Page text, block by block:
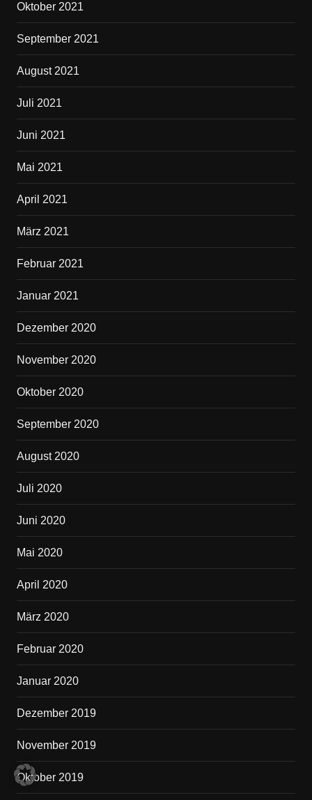
Oktober 2021
September 2021
August 2021
Juli 2021
Juni 2021
Mai 2021
April 2021
März 2021
Februar 2021
Januar 2021
Dezember 2020
November 2020
Oktober 2020
September 2020
August 2020
Juli 2020
Juni 2020
Mai 2020
April 2020
März 2020
Februar 2020
Januar 2020
Dezember 2019
November 2019
Oktober 2019